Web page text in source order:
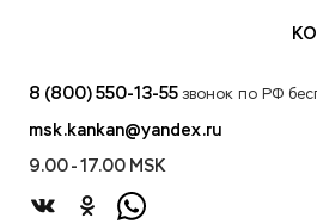
8 (800) 550-13-55 звонок по РФ
msk.kankan@yandex.ru
9.00 - 17.00 MSK